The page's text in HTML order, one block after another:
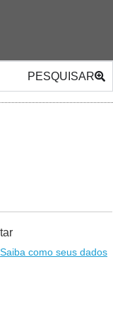
PESQUISAR
Saiba como seus dados